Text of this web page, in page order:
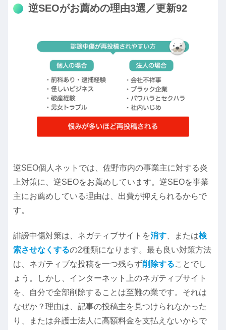
逆SEOがお薦めの理由3選／更新92
逆SEO個人ネットでは、佐野市内の事業主に対する炎
上対策に、逆SEOをお薦めしています。逆SEOを事業
主にお薦めしている理由は、出費が抑えられるからで
す。
誹謗中傷対策は、ネガティブサイトを消す 、または検
索させなくするの2種類になります。最も良い対策方法
は、ネガティブな投稿を一つ残らず削除することでし
ょう。しかし、インターネット上のネガティブサイト
を、自分で全部削除することは至難の業です。それは
なぜか？理由は、記事の投稿主を見つけられなかった
り、または弁護士法人に高額料金を支払えないからで